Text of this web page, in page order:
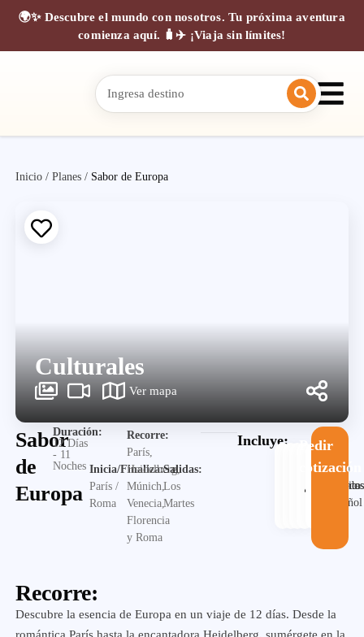
🌍✨ Descubre el mundo con nosotros. Tu próxima aventura
comienza aquí. 🧳✈️ ¡Viaja sin límites!
Inicio /Planes / Sabor de Europa
Culturales
Ver mapa
Sabor
de
Europa
Duración:
12 Días
- 11
Noches Inicia/Finaliza:
París /
Roma
Recorre:
París,
Heidelberg,
Múnich,
Venecia,
Florencia
y Roma
Salidas:
Los
Martes
Incluye:
Alojamiento
Desayuno
Traslados
Guia
español
Visitas
Pedir
cotización
Recorre:
Descubre la esencia de Europa en un viaje de 12 días. Desde la
romántica París hasta la encantadora Heidelberg, sumérgete en la